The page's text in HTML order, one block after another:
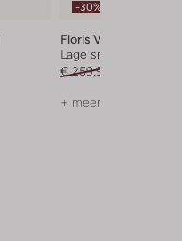
-30%
Floris Van Bommel
Lage sneakers
€ 259,99
+ meer kleuren